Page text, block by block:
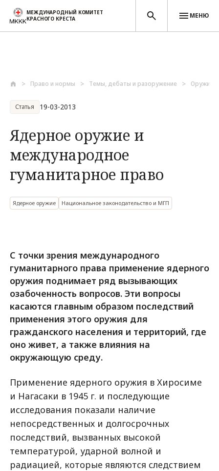
МЕЖДУНАРОДНЫЙ КОМИТЕТ
КРАСНОГО КРЕСТА
МЕНЮ
Право и нормы Темы, дебаты и разоружение Оружие
Статья 19-03-2013
Ядерное оружие и
международное
гуманитарное право
Ядерное оружие Национальное законодательство и МГП
С точки зрения международного
гуманитарного права применение ядерного
оружия поднимает ряд вызывающих
озабоченность вопросов. Эти вопросы
касаются главным образом последствий
применения этого оружия для
гражданского населения и территорий, где
оно живет, а также влияния на
окружающую среду.
Применение ядерного оружия в Хиросиме
и Нагасаки в 1945 г. и последующие
исследования показали наличие
непосредственных и долгосрочных
последствий, вызванных высокой
температурой, ударной волной и
радиацией, которые являются следствием